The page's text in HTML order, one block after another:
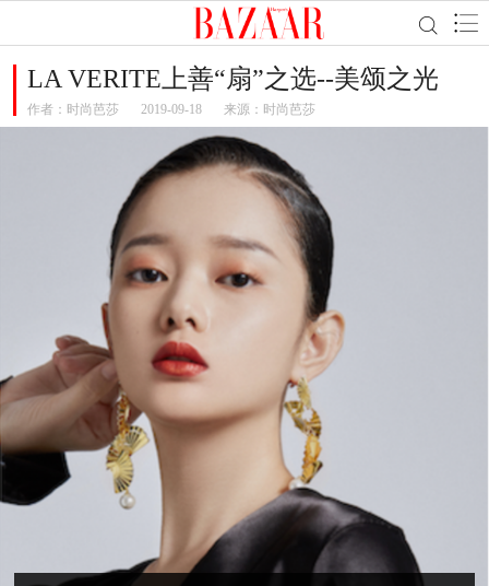
LA VERITE上善“扇”之选--美颂之光
作者： 时尚芭莎 2019-09-18 来源：时尚芭莎